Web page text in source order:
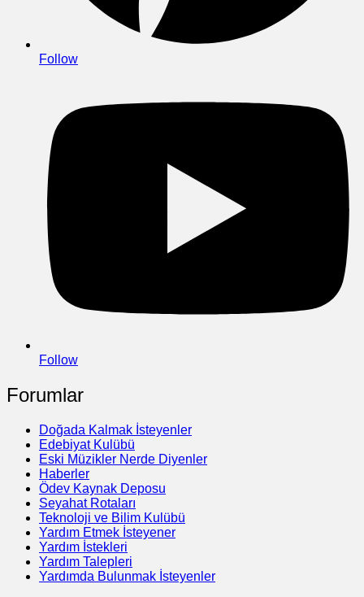
Follow
Follow
Forumlar
Doğada Kalmak İsteyenler
Edebiyat Kulübü
Eski Müzikler Nerde Diyenler
Haberler
Ödev Kaynak Deposu
Seyahat Rotaları
Teknoloji ve Bilim Kulübü
Yardım Etmek İsteyener
Yardım İstekleri
Yardım Talepleri
Yardımda Bulunmak İsteyenler